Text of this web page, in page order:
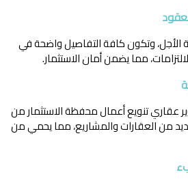
الأجل، وتكون كافة التفاصيل واضحة في
مما يضمن أمان الاستثمار.
عقاري تنويع أعمال محفظة الاستثمار من
من العقارات والمشاريع، مما يحمي من